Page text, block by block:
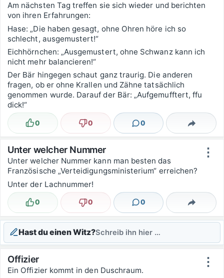
Am nächsten Tag treffen sie sich wieder und berichten
von ihren Erfahrungen:
Hase: „Die haben gesagt, ohne Ohren höre ich so
schlecht, ausgemustert!“
Eichhörnchen: „Ausgemustert, ohne Schwanz kann ich
nicht mehr balancieren!“
Der Bär hingegen schaut ganz traurig. Die anderen
fragen, ob er ohne Krallen und Zähne tatsächlich
genommen wurde. Darauf der Bär: „Aufgemufftert, ffu
dick!“
Lustig
0 Nicht lustig
0 0
Kommentare Teilen
⋮
Unter welcher Nummer
Unter welcher Nummer kann man besten das
Französische „Verteidigungsministerium“ erreichen?
Unter der Lachnummer!
Lustig
0 Nicht lustig
0 0
Kommentare Teilen
Hast du einen Witz?Schreib ihn hier …
⋮
Offizier
Ein Offizier kommt in den Duschraum.